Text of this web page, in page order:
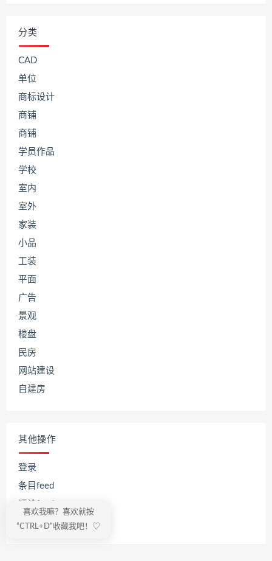
分类
CAD
单位
商标设计
商铺
商铺
学员作品
学校
室内
室外
家装
小品
工装
平面
广告
景观
楼盘
民房
网站建设
自建房
其他操作
登录
条目feed
WordPress.org
喜欢我嘛？喜欢就按
“CTRL+D”收藏我吧！♡